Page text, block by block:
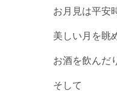
お月見は平安
美しい月を眺
お酒を飲んだ
そして